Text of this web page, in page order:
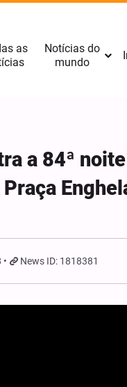
as
Notícias do
mundo
a 84ª
News ID: 1818381